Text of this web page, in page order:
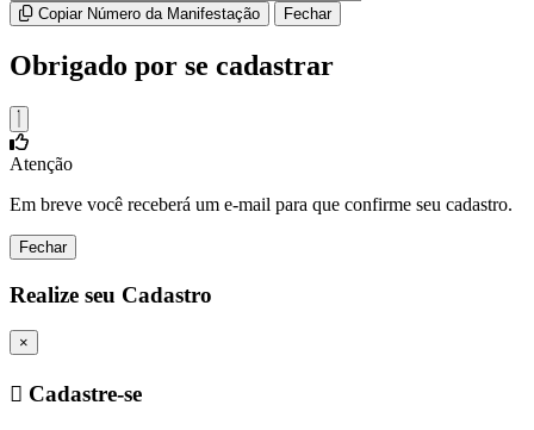
Copiar Número da Manifestação Fechar
Obrigado por se cadastrar
Atenção
Em breve você receberá um e-mail para que confirme seu cadastro.
Fechar
Realize seu Cadastro
×
Cadastre-se